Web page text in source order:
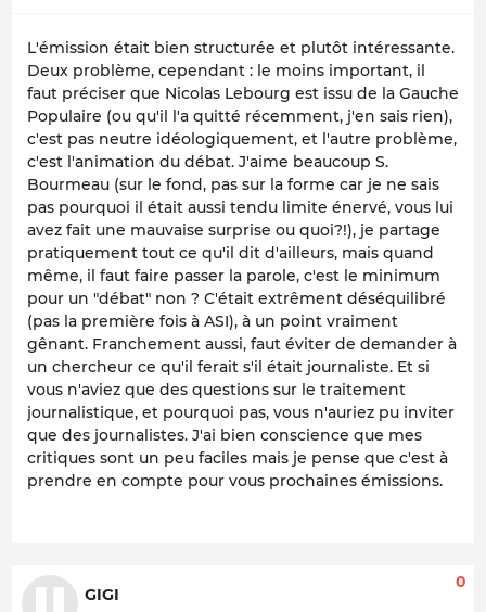
L'émission était bien structurée et plutôt intéressante.
Deux problème, cependant : le moins important, il
faut préciser que Nicolas Lebourg est issu de la Gauche
Populaire (ou qu'il l'a quitté récemment, j'en sais rien),
c'est pas neutre idéologiquement, et l'autre problème,
c'est l'animation du débat. J'aime beaucoup S.
Bourmeau (sur le fond, pas sur la forme car je ne sais
pas pourquoi il était aussi tendu limite énervé, vous lui
avez fait une mauvaise surprise ou quoi?!), je partage
pratiquement tout ce qu'il dit d'ailleurs, mais quand
même, il faut faire passer la parole, c'est le minimum
pour un "débat" non ? C'était extrêment déséquilibré
(pas la première fois à ASI), à un point vraiment
gênant. Franchement aussi, faut éviter de demander à
un chercheur ce qu'il ferait s'il était journaliste. Et si
vous n'aviez que des questions sur le traitement
journalistique, et pourquoi pas, vous n'auriez pu inviter
que des journalistes. J'ai bien conscience que mes
critiques sont un peu faciles mais je pense que c'est à
prendre en compte pour vous prochaines émissions.
GIGI
0